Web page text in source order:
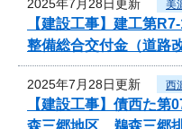
2025年7月28日更新 美
【建設工事】建工第
整備総合交付金（道路
2025年7月28日更新 西
【建設工事】債西た
森三郷地区 鵜森三郷